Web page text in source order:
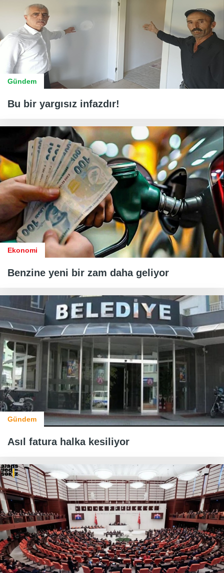
Gündem
Bu bir yargısız infazdır!
Ekonomi
Benzine yeni bir zam daha geliyor
Gündem
Asıl fatura halka kesiliyor